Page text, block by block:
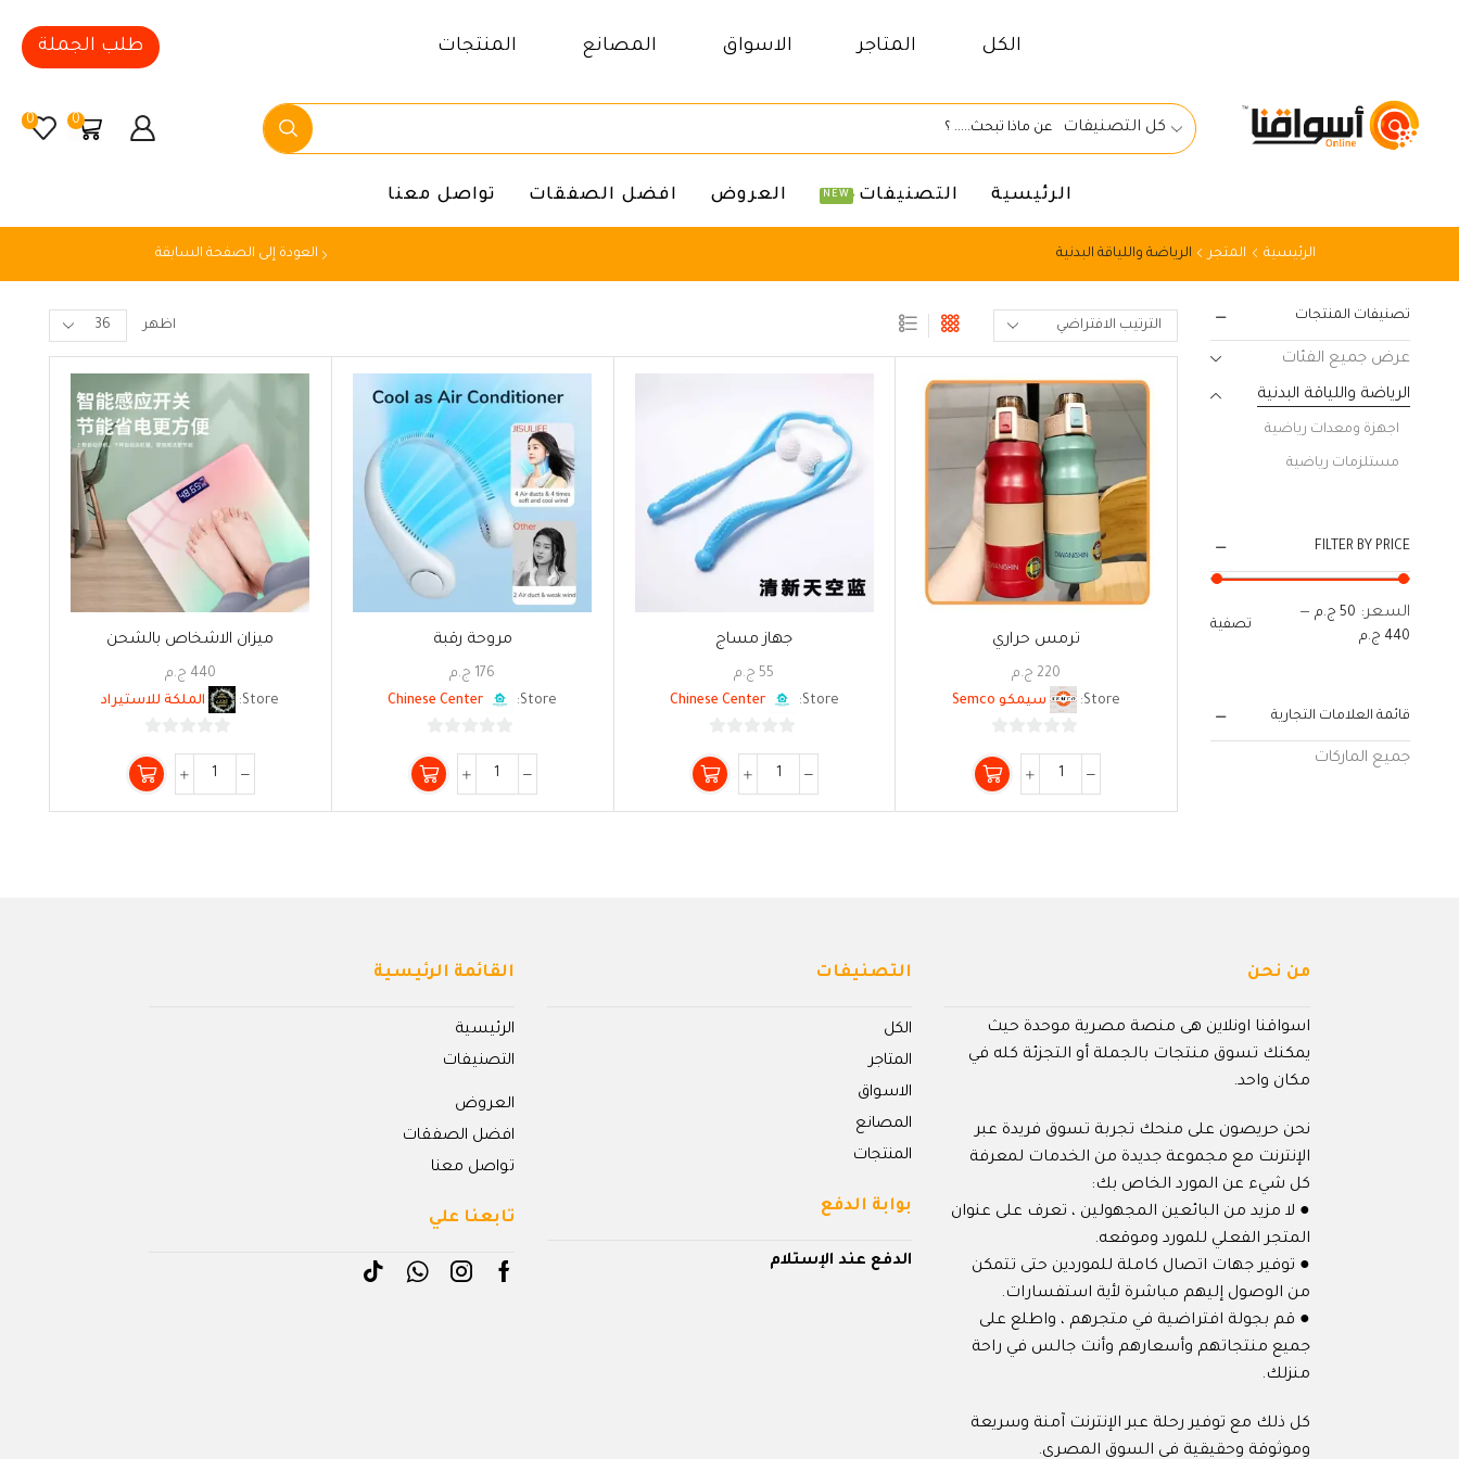
الكل المتاجر الاسواق المصانع المنتجات طلب الجملة
كل التصنيفات 0
0
الرئيسية التصنيفات NEW العروض افضل الصفقات تواصل معنا
الرئيسية المتجر الرياضة واللياقة البدنية العودة إلى الصفحة السابقة
اظهر
ترمس حراري
220 ج.م
Store:
سيمكو Semco
من
5
جهاز مساج
55 ج.م
Store:
Chinese Center
من
5
مروحة رقبة
176 ج.م
Store:
Chinese Center
من
5
ميزان الاشخاص بالشحن
440 ج.م
Store:
الملكة للاستيراد
من
5
تصنيفات المنتجات
عرض جميع الفئات
الرياضة واللياقة البدنية
اجهزة ومعدات رياضية
مستلزمات رياضية
FILTER BY PRICE
تصفية
السعر: 50 ج.م —
440 ج.م
قائمة العلامات التجارية
جميع الماركات
من نحن
اسواقنا اونلاين هى منصة مصرية موحدة حيث
يمكنك تسوق منتجات بالجملة أو التجزئة كله في
مكان واحد.
نحن حريصون على منحك تجربة تسوق فريدة عبر
الإنترنت مع مجموعة جديدة من الخدمات لمعرفة
كل شيء عن المورد الخاص بك:
● لا مزيد من البائعين المجهولين ، تعرف على عنوان
المتجر الفعلي للمورد وموقعه.
● توفير جهات اتصال كاملة للموردين حتى تتمكن
من الوصول إليهم مباشرة لأية استفسارات.
● قم بجولة افتراضية في متجرهم ، واطلع على
جميع منتجاتهم وأسعارهم وأنت جالس في راحة
منزلك.
كل ذلك مع توفير رحلة عبر الإنترنت آمنة وسريعة
وموثوقة وحقيقية في السوق المصري.
التصنيفات
الكل
المتاجر
الاسواق
المصانع
المنتجات
بوابة الدفع
الدفع عند الإستلام
القائمة الرئيسية
الرئيسية
التصنيفات
العروض
افضل الصفقات
تواصل معنا
تابعنا علي